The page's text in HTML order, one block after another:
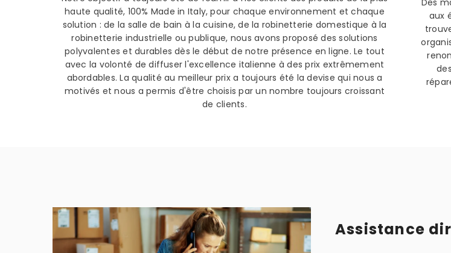
haute qualité, 100% Made in Italy, pour chaque environnement et chaque
solution : de la salle de bain à la cuisine, de la robinetterie domestique à la
robinetterie industrielle ou publique, nous avons proposé des solutions
polyvalentes et durables dès le début de notre présence en ligne. Le tout
avec la volonté de diffuser l'excellence italienne à des prix extrêmement
abordables. La qualité au meilleur prix a toujours été la devise qui nous a
motivés et nous a permis d'être choisis par un nombre toujours croissant
de clients.
Des
aux
Assistance